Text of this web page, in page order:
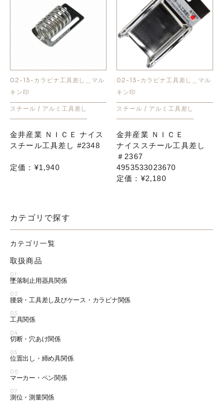
02-13-カラビナ工具差し＿マル
キン印
スチール / アルミ工具差し
金井産業 ＮＩＣＥ ナイス
スチール工具差し #2348
定価：¥1,940
02-13-カラビナ工具差し＿マル
キン印
スチール / アルミ工具差し
金井産業 ＮＩＣＥ
ナイススチール工具差し
＃2367
4953533023670
定価：¥2,180
カテゴリで探す
カテゴリ一覧
取扱商品
01
墜落制止用器具関係
02
腰袋・工具差し及びケース・カラビナ関係
03
工具関係
04
切断・穴あけ関係
05
位置出し・締め具関係
06
マーカー・ペン関係
07
測位・測量関係